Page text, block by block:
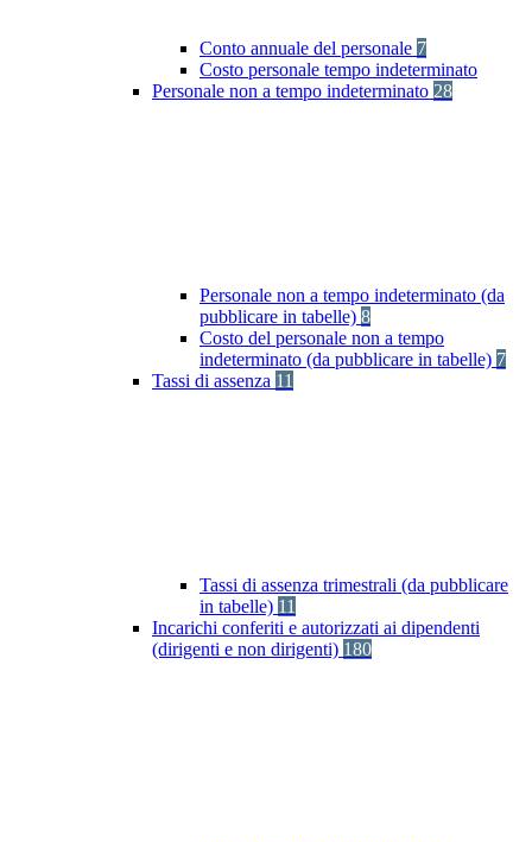
Conto annuale del personale 7
Costo personale tempo indeterminato
Personale non a tempo indeterminato 28
Personale non a tempo indeterminato (da
pubblicare in tabelle) 8
Costo del personale non a tempo
indeterminato (da pubblicare in tabelle) 7
Tassi di assenza 11
Tassi di assenza trimestrali (da pubblicare
in tabelle) 11
Incarichi conferiti e autorizzati ai dipendenti
(dirigenti e non dirigenti) 180